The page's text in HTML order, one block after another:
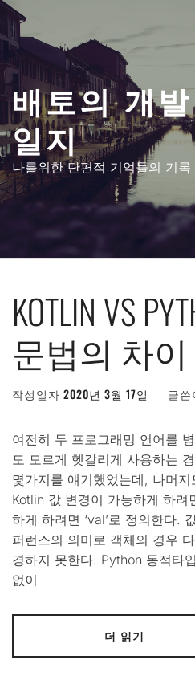
콘
츠
로
건
뛰
기
배토의 개발
일지
나를위한 단편적 기억들의 기록
KOTLIN VS
문법의 차
작성일자 2020년 3월 17일 글쓴
여전히 두 프로그래밍 언어를
도 모르게 헷갈리게 사용하는
몇가지를 얘기했었는데, 나머
Kotlin 값 변경이 가능하게 하려
하게 하려면 ‘val’로 정의한다.
퍼런스의 의미로 객체의 경우
경하지 못한다. Python 동적타
없이
더 읽기